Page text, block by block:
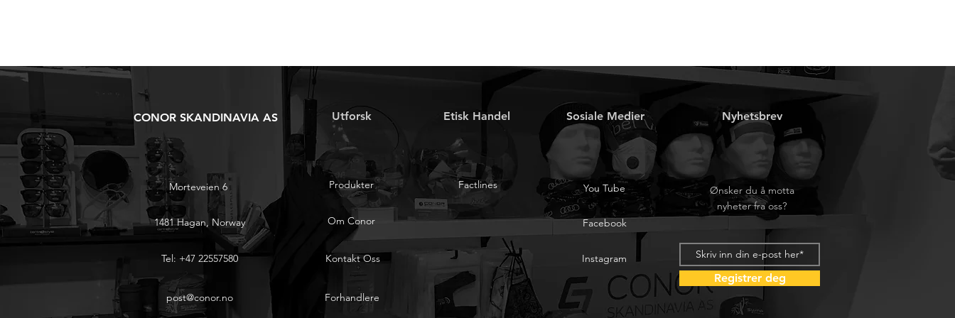
CONOR SKANDINAVIA AS Utforsk Etisk Handel Sosiale Medier Nyhetsbrev
Morteveien 6
1481 Hagan, Norway
Tel: +47 22557580
post@conor.no
Produkter Factlines
Om Conor
Kontakt Oss
Forhandlere
You Tube
Facebook
Instagram
Ønsker du å motta
nyheter fra oss?
Registrer deg